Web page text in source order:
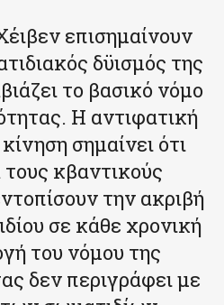
επισημαίνουν
δϋισμός της
το βασικό νόμο
Η αντιφατική
σημαίνει ότι
τους κβαντικούς
την ακριβή
σε κάθε χρονική
του νόμου της
δεν περιγράφει με